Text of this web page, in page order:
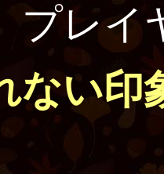
プレイ
ない印